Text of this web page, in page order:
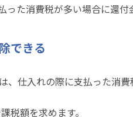
た消費税が多い場合に還付
できる
仕入れの際に支払った消費
税額を求めます。